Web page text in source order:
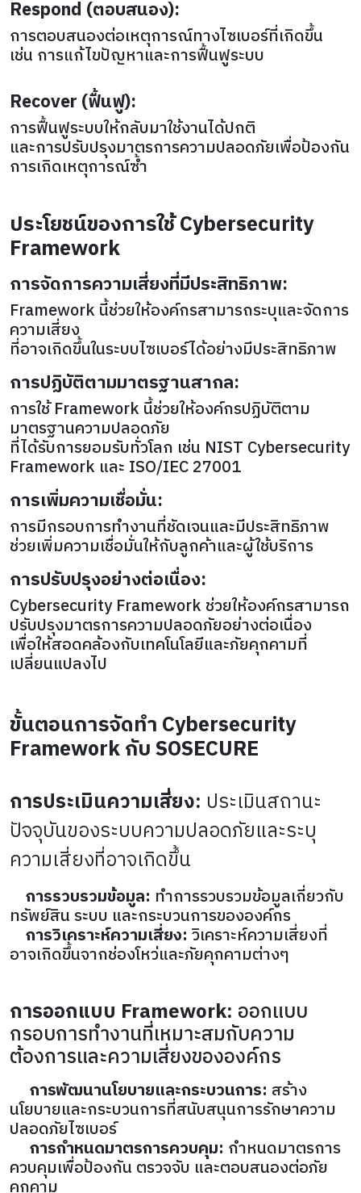
Respond (ตอบสนอง):
การตอบสนองต่อเหตุการณ์ทางไซเบอร์ที่เกิดขึ้น
เช่น การแก้ไขปัญหาและการฟื้นฟูระบบ
Recover (ฟื้นฟู):
การฟื้นฟูระบบให้กลับมาใช้งานได้ปกติ
และการปรับปรุงมาตรการความปลอดภัยเพื่อป้องกัน
การเกิดเหตุการณ์ซ้ำ
ประโยชน์ของการใช้ Cybersecurity
Framework
การจัดการความเสี่ยงที่มีประสิทธิภาพ:
Framework นี้ช่วยให้องค์กรสามารถระบุและจัดการ
ความเสี่ยง
ที่อาจเกิดขึ้นในระบบไซเบอร์ได้อย่างมีประสิทธิภาพ
การปฏิบัติตามมาตรฐานสากล:
การใช้ Framework นี้ช่วยให้องค์กรปฏิบัติตาม
มาตรฐานความปลอดภัย
ที่ได้รับการยอมรับทั่วโลก เช่น NIST Cybersecurity
Framework และ ISO/IEC 27001
การเพิ่มความเชื่อมั่น:
การมีกรอบการทำงานที่ชัดเจนและมีประสิทธิภาพ
ช่วยเพิ่มความเชื่อมั่นให้กับลูกค้าและผู้ใช้บริการ
การปรับปรุงอย่างต่อเนื่อง:
Cybersecurity Framework ช่วยให้องค์กรสามารถ
ปรับปรุงมาตรการความปลอดภัยอย่างต่อเนื่อง
เพื่อให้สอดคล้องกับเทคโนโลยีและภัยคุกคามที่
เปลี่ยนแปลงไป
ขั้นตอนการจัดทำ Cybersecurity
Framework กับ SOSECURE
การประเมินความเสี่ยง: ประเมินสถานะ
ปัจจุบันของระบบความปลอดภัยและระบุ
ความเสี่ยงที่อาจเกิดขึ้น
การรวบรวมข้อมูล: ทำการรวบรวมข้อมูลเกี่ยวกับ
ทรัพย์สิน ระบบ และกระบวนการขององค์กร
การวิเคราะห์ความเสี่ยง: วิเคราะห์ความเสี่ยงที่
อาจเกิดขึ้นจากช่องโหว่และภัยคุกคามต่างๆ
การออกแบบ Framework: ออกแบบ
กรอบการทำงานที่เหมาะสมกับความ
ต้องการและความเสี่ยงขององค์กร
การพัฒนานโยบายและกระบวนการ: สร้าง
นโยบายและกระบวนการที่สนับสนุนการรักษาความ
ปลอดภัยไซเบอร์
การกำหนดมาตรการควบคุม: กำหนดมาตรการ
ควบคุมเพื่อป้องกัน ตรวจจับ และตอบสนองต่อภัย